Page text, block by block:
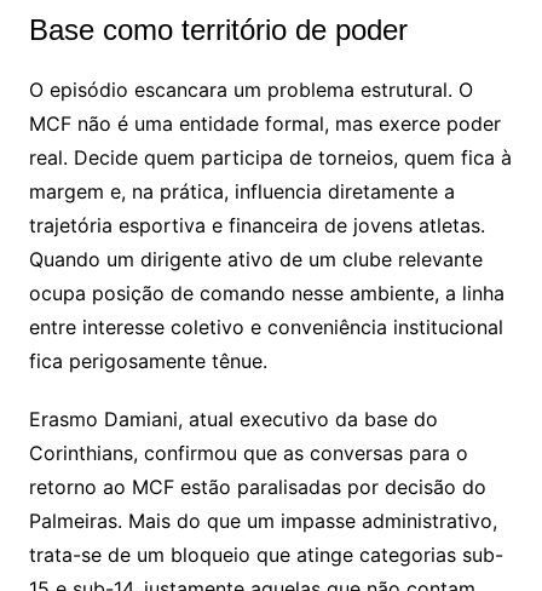
Base como território de poder
O episódio escancara um problema estrutural. O
MCF não é uma entidade formal, mas exerce poder
real. Decide quem participa de torneios, quem fica à
margem e, na prática, influencia diretamente a
trajetória esportiva e financeira de jovens atletas.
Quando um dirigente ativo de um clube relevante
ocupa posição de comando nesse ambiente, a linha
entre interesse coletivo e conveniência institucional
fica perigosamente tênue.
Erasmo Damiani, atual executivo da base do
Corinthians, confirmou que as conversas para o
retorno ao MCF estão paralisadas por decisão do
Palmeiras. Mais do que um impasse administrativo,
trata-se de um bloqueio que atinge categorias sub-